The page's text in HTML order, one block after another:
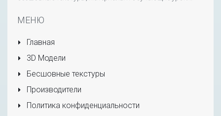
МЕНЮ
Главная
3D Модели
Бесшовные текстуры
Производители
Политика конфиденциальности